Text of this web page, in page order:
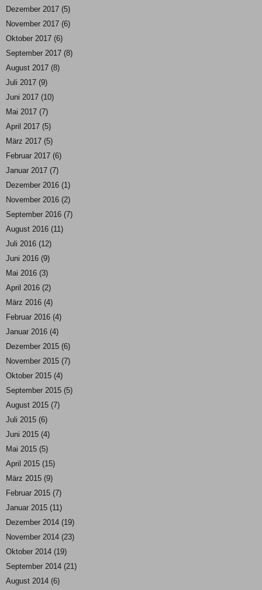
Dezember 2017 (5)
November 2017 (6)
Oktober 2017 (6)
September 2017 (8)
August 2017 (8)
Juli 2017 (9)
Juni 2017 (10)
Mai 2017 (7)
April 2017 (5)
März 2017 (5)
Februar 2017 (6)
Januar 2017 (7)
Dezember 2016 (1)
November 2016 (2)
September 2016 (7)
August 2016 (11)
Juli 2016 (12)
Juni 2016 (9)
Mai 2016 (3)
April 2016 (2)
März 2016 (4)
Februar 2016 (4)
Januar 2016 (4)
Dezember 2015 (6)
November 2015 (7)
Oktober 2015 (4)
September 2015 (5)
August 2015 (7)
Juli 2015 (6)
Juni 2015 (4)
Mai 2015 (5)
April 2015 (15)
März 2015 (9)
Februar 2015 (7)
Januar 2015 (11)
Dezember 2014 (19)
November 2014 (23)
Oktober 2014 (19)
September 2014 (21)
August 2014 (6)